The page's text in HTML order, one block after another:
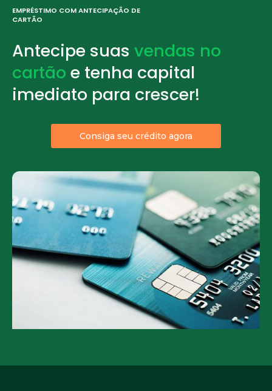
EMPRÉSTIMO COM ANTECIPAÇÃO DE
CARTÃO
Antecipe suas vendas no
cartão e tenha capital
imediato para crescer!
Consiga seu crédito agora